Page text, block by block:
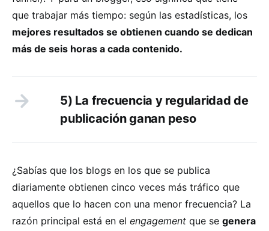
que trabajar más tiempo: según las estadísticas, los
mejores resultados se obtienen cuando se dedican
más de seis horas a cada contenido.
5) La frecuencia y regularidad de
publicación ganan peso
¿Sabías que los blogs en los que se publica
diariamente obtienen cinco veces más tráfico que
aquellos que lo hacen con una menor frecuencia? La
razón principal está en el engagement que se genera